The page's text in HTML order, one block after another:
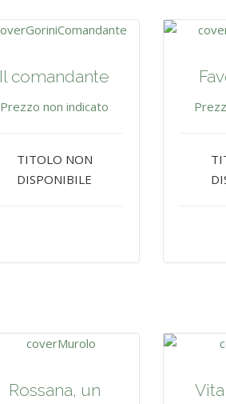
Il comandante
Prezzo non indicato
TITOLO NON
DISPONIBILE
Rossana, un